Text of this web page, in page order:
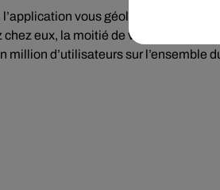
l’application vous géolocalise et
eux, la moitié de votre note est
million d’utilisateurs sur l’ensemble